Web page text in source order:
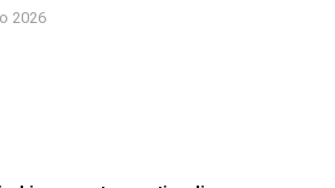
2026